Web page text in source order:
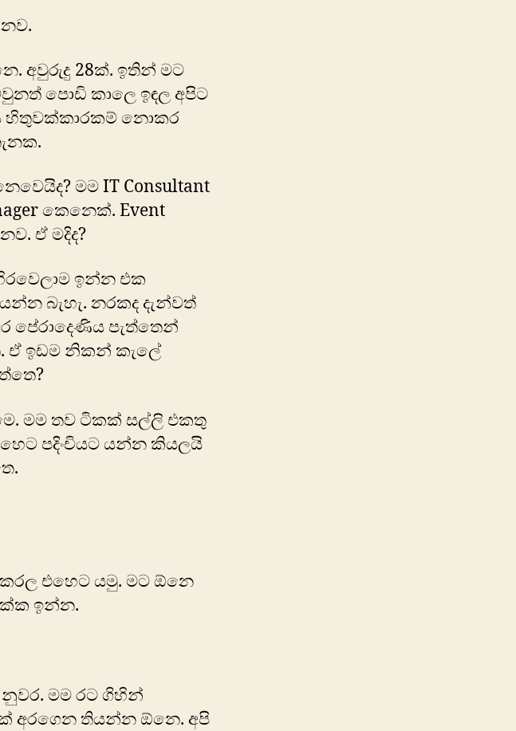
අවුරුදු 28ක්. ඉතින් මට
පොඩි කාලෙ ඉඳල අපිට
හිතුවක්කාරකම් නොකර
මම IT Consultant
කෙනෙක්. Event
ඒ මදිද?
ඉන්න එක
බැහැ. නරකද දැන්වත්
පේරාදෙණිය පැත්තෙන්
ඒ ඉඩම නිකන් කැලේ
මම තව ටිකක් සල්ලි එකතු
පදිංචියට යන්න කියලයි
එහෙට යමු. මට ඕනෙ
ඉන්න.
මම රට ගිහින්
අරගෙන තියන්න ඕනෙ. අපි